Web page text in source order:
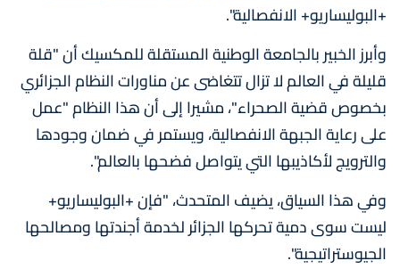
+البوليساريو+ الانفصالية".
وأبرز الخبير بالجامعة الوطنية المستقلة للمكسيك أن "قلة
قليلة في العالم لا تزال تتغاضى عن مناورات النظام الجزائري
بخصوص قضية الصحراء"، مشيرا إلى أن هذا النظام "عمل
على رعاية الجبهة الانفصالية، ويستمر في ضمان وجودها
والترويج لأكاذيبها التي يتواصل فضحها بالعالم".
وفي هذا السياق، يضيف المتحدث، "فإن +البوليساريو+
ليست سوى دمية تحركها الجزائر لخدمة أجندتها ومصالحها
الجيوستراتيجية".